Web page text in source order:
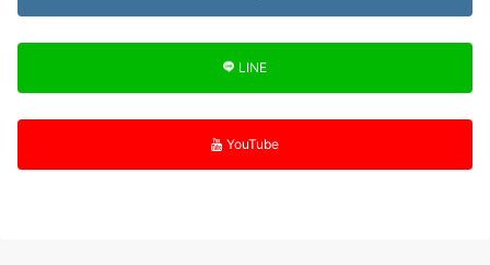
LINE
YouTube